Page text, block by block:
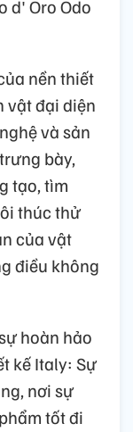
d' Oro Odo
nền thiết
vật đại diện
và sản
bày,
tạo, tìm
thúc thử
của vật
điều không
hoàn hảo
kế Italy: Sự
nơi sự
tốt đi